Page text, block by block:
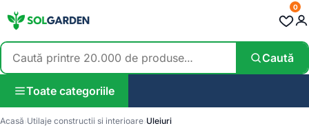
Caută
0
Toate categoriile
Acasă Utilaje constructii si interioare Uleiuri